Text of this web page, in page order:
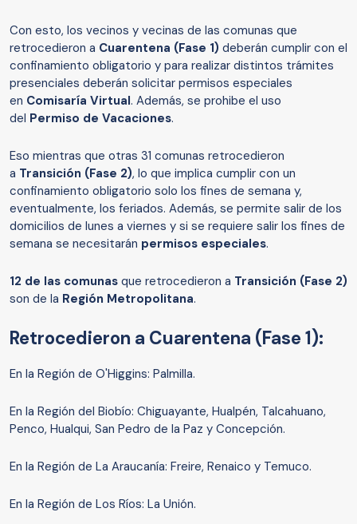
Con esto, los vecinos y vecinas de las comunas que
retrocedieron a Cuarentena (Fase 1) deberán cumplir con el
confinamiento obligatorio y para realizar distintos trámites
presenciales deberán solicitar permisos especiales
en Comisaría Virtual. Además, se prohibe el uso
del Permiso de Vacaciones.
Eso mientras que otras 31 comunas retrocedieron
a Transición (Fase 2), lo que implica cumplir con un
confinamiento obligatorio solo los fines de semana y,
eventualmente, los feriados. Además, se permite salir de los
domicilios de lunes a viernes y si se requiere salir los fines de
semana se necesitarán permisos especiales.
12 de las comunas que retrocedieron a Transición (Fase 2)
son de la Región Metropolitana.
Retrocedieron a Cuarentena (Fase 1):
En la Región de O'Higgins: Palmilla.
En la Región del Biobío: Chiguayante, Hualpén, Talcahuano,
Penco, Hualqui, San Pedro de la Paz y Concepción.
En la Región de La Araucanía: Freire, Renaico y Temuco.
En la Región de Los Ríos: La Unión.